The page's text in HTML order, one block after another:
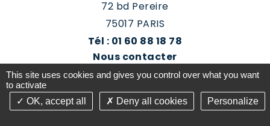
72 bd Pereire
75017 PARIS
Tél : 01 60 88 18 78
Nous contacter
Prendre rendez-vous
This site uses cookies and gives you control over what you want
to activate
OK, accept all
Deny all cookies Personalize